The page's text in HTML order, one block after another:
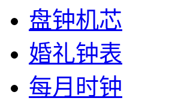
盘钟机芯
婚礼钟表
每月时钟